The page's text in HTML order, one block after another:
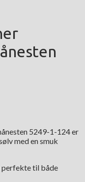
5249-1-124 er
med en smuk
perfekte til både